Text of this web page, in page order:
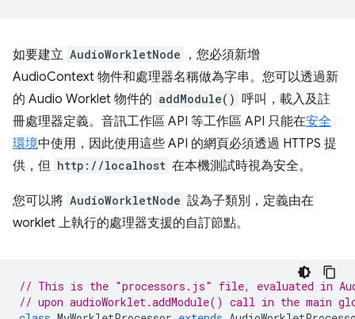
如要建立 AudioWorkletNode
，您必須新增
AudioContext 物件和處理器名稱做為字串。您可以透過新
的 Audio Worklet 物件的 addModule() 呼叫，載入及註
冊處理器定義。音訊工作區 API 等工作區 API 只能在安全
環境中使用，因此使用這些 API 的網頁必須透過 HTTPS 提
供，但 http://localhost 在本機測試時視為安全。
您可以將 AudioWorkletNode 設為子類別，定義由在
worklet 上執行的處理器支援的自訂節點。
// This is the "processors.js" file, evaluated in
// upon audioWorklet.addModule() call in the main